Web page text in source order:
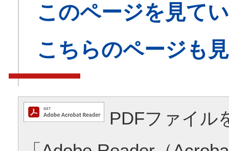
このページを見て
こちらのページも
PDFファイル